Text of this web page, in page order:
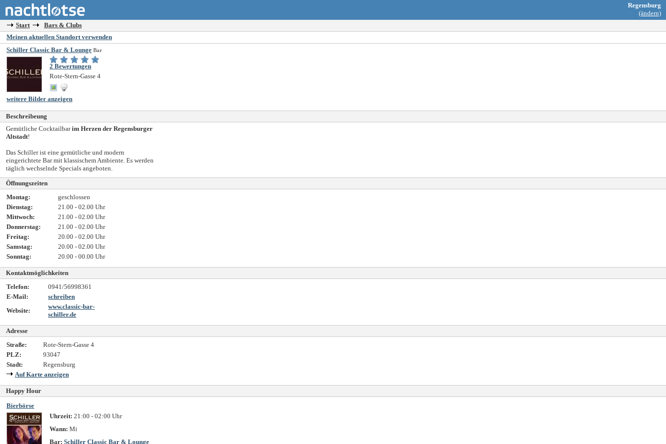
Regensburg
(ändern)
Start
Bars & Clubs
Meinen aktuellen Standort verwenden
Schiller Classic Bar & Lounge Bar
2 Bewertungen
Rote-Stern-Gasse 4
weitere Bilder anzeigen
Beschreibeung
Gemütliche Cocktailbarim Herzen der Regensburger
Altstadt!
Das Schiller ist eine gemütliche und modern
eingerichtete Bar mit klassischem Ambiente. Es werden
täglich wechselnde Specials angeboten.
Öffnungszeiten
Montag:
geschlossen
Dienstag:
21.00 - 02.00 Uhr
Mittwoch:
21.00 - 02.00 Uhr
Donnerstag:
21.00 - 02.00 Uhr
Freitag:
20.00 - 02.00 Uhr
Samstag:
20.00 - 02.00 Uhr
Sonntag:
20.00 - 00.00 Uhr
Kontaktmöglichkeiten
Telefon:
0941/56998361
E-Mail:
schreiben
Website:
www.classic-bar-
schiller.de
Adresse
Straße:
Rote-Stern-Gasse 4
PLZ:
93047
Stadt:
Regensburg
Auf Karte anzeigen
Happy Hour
Bierbörse
Uhrzeit: 21:00 - 02:00 Uhr
Wann: Mi
Bar: Schiller Classic Bar & Lounge